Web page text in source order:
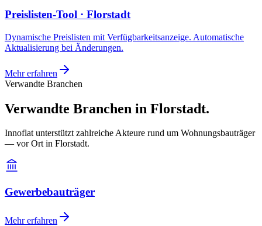
Preislisten-Tool · Florstadt
Dynamische Preislisten mit Verfügbarkeitsanzeige. Automatische
Aktualisierung bei Änderungen.
Mehr erfahren
Verwandte Branchen
Verwandte Branchen in Florstadt.
Innoflat unterstützt zahlreiche Akteure rund um Wohnungsbauträger
— vor Ort in Florstadt.
Gewerbebauträger
Mehr erfahren